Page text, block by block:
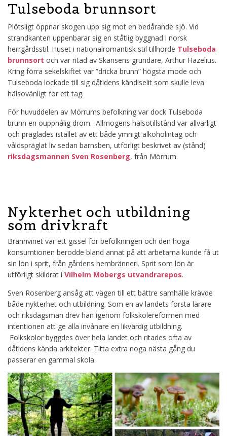
Tulseboda brunnsort
Plötsligt öppnar skogen upp sig mot en bedårande sjö. Vid
strandkanten uppenbarar sig en ståtlig byggnad i norsk
herrgårdsstil. Huset i nationalromantisk stil tillhörde Tulseboda
brunnsort och var ritad av Skansens grundare, Arthur Hazelius.
Kring förra sekelskiftet var ”dricka brunn” högsta mode och
Tulseboda lockade till sig dåtidens kändiselit som skulle leva
hälsovänligt för ett tag.
För huvuddelen av Mörrums befolkning var dock Tulseboda
brunn en ouppnålig dröm. Allmogens hälsotillstånd var allvarligt
och präglades istället av ett både ymnigt alkoholintag och
våldspräglat liv sedan barnsben, utförligt beskrivet av (stånd)
riksdagsmannen Sven Rosenberg, från Mörrum.
Nykterhet och utbildning
som drivkraft
Brännvinet var ett gissel för befolkningen och den höga
konsumtionen berodde bland annat på att arbetarna kunde få ut
sin lön i sprit, från gårdens hembränneri. Sprit som lön är
utförligt skildrat i Vilhelm Mobergs utvandrarepos.
Sven Rosenberg ansåg att vägen till ett bättre samhälle krävde
både nykterhet och utbildning. Som en av landets första lärare
och riksdagsman drev han igenom folkskolereformen med
intentionen att ge alla invånare en likvärdig utbildning.
Folkskolor byggdes över hela landet och ritades ofta av
dåtidens kända arkitekter. Titta extra noga nästa gång du
passerar en gammal skola.